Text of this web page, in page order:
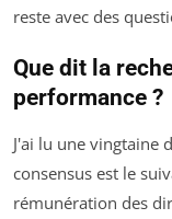
reste avec des
Que dit la
performance ?
J'ai lu une vingtaine
consensus est le
rémunération des